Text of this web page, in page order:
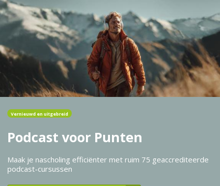
Vernieuwd en uitgebreid
Podcast voor Punten
Maak je nascholing efficiënter met ruim 75 geaccrediteerde
podcast-cursussen